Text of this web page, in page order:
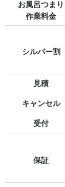
お風呂つまり
作業料金
シルバー割
見積
キャンセル
受付
保証